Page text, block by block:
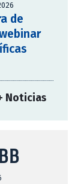
de
Noticias